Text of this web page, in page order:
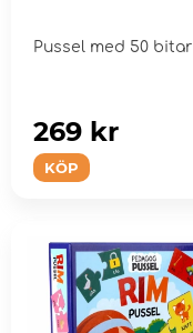
Pussel med 50 bitar
KÖP
269 kr